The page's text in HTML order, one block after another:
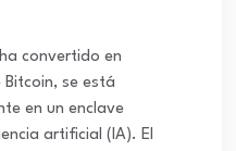
convertido en
se está
en un enclave
artificial (IA). El